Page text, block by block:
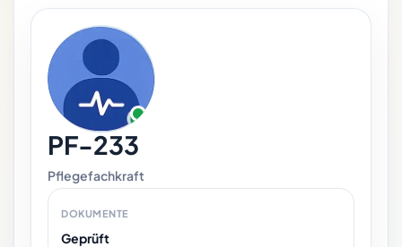
PF-233
Pflegefachkraft
DOKUMENTE
Geprüft